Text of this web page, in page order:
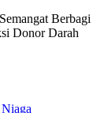
Berbagi
Donor Darah